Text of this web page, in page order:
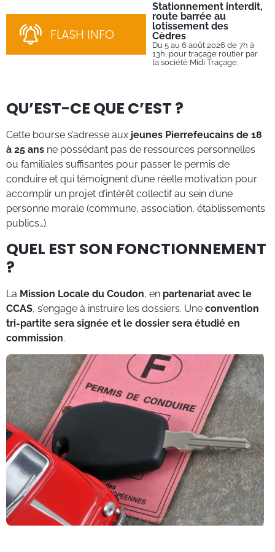
FLASH INFO
Stationnement interdit,
route barrée au
lotissement des
Cèdres
Du 5 au 6 août 2026 de 7h à
13h, pour traçage routier par
la société Midi Traçage.
QU’EST-CE QUE C’EST ?
Cette bourse s’adresse aux jeunes Pierrefeucains de 18
à 25 ans ne possédant pas de ressources personnelles
ou familiales suffisantes pour passer le permis de
conduire et qui témoignent d’une réelle motivation pour
accomplir un projet d’intérêt collectif au sein d’une
personne morale (commune, association, établissements
publics…).
QUEL EST SON FONCTIONNEMENT
?
La Mission Locale du Coudon, en partenariat avec le
CCAS, s’engage à instruire les dossiers. Une convention
tri-partite sera signée et le dossier sera étudié en
commission.